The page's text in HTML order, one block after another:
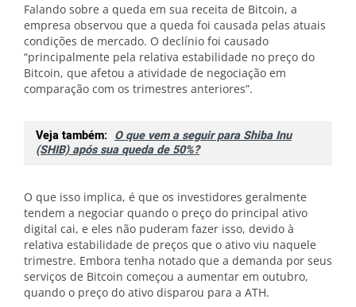
Falando sobre a queda em sua receita de Bitcoin, a
empresa observou que a queda foi causada pelas atuais
condições de mercado. O declínio foi causado
“principalmente pela relativa estabilidade no preço do
Bitcoin, que afetou a atividade de negociação em
comparação com os trimestres anteriores”.
Veja também: O que vem a seguir para Shiba Inu
(SHIB) após sua queda de 50%?
O que isso implica, é que os investidores geralmente
tendem a negociar quando o preço do principal ativo
digital cai, e eles não puderam fazer isso, devido à
relativa estabilidade de preços que o ativo viu naquele
trimestre. Embora tenha notado que a demanda por seus
serviços de Bitcoin começou a aumentar em outubro,
quando o preço do ativo disparou para a ATH.